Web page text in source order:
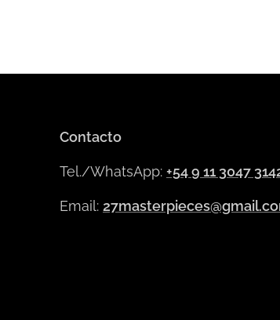
Contacto
Tel./WhatsApp:+54 9 11 3047
Email: